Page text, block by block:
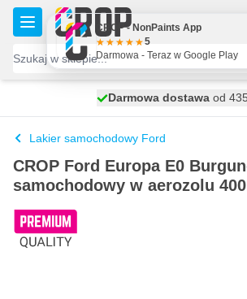
Przejdź do treści
wysyłka
Darmowa dostawa od
100 dni
Lakier samochodowy Ford
CROP Ford Europa E0
samochodowy w aerozolu
CROP - NonPaints App
5
Darmowa - Teraz w Google Play